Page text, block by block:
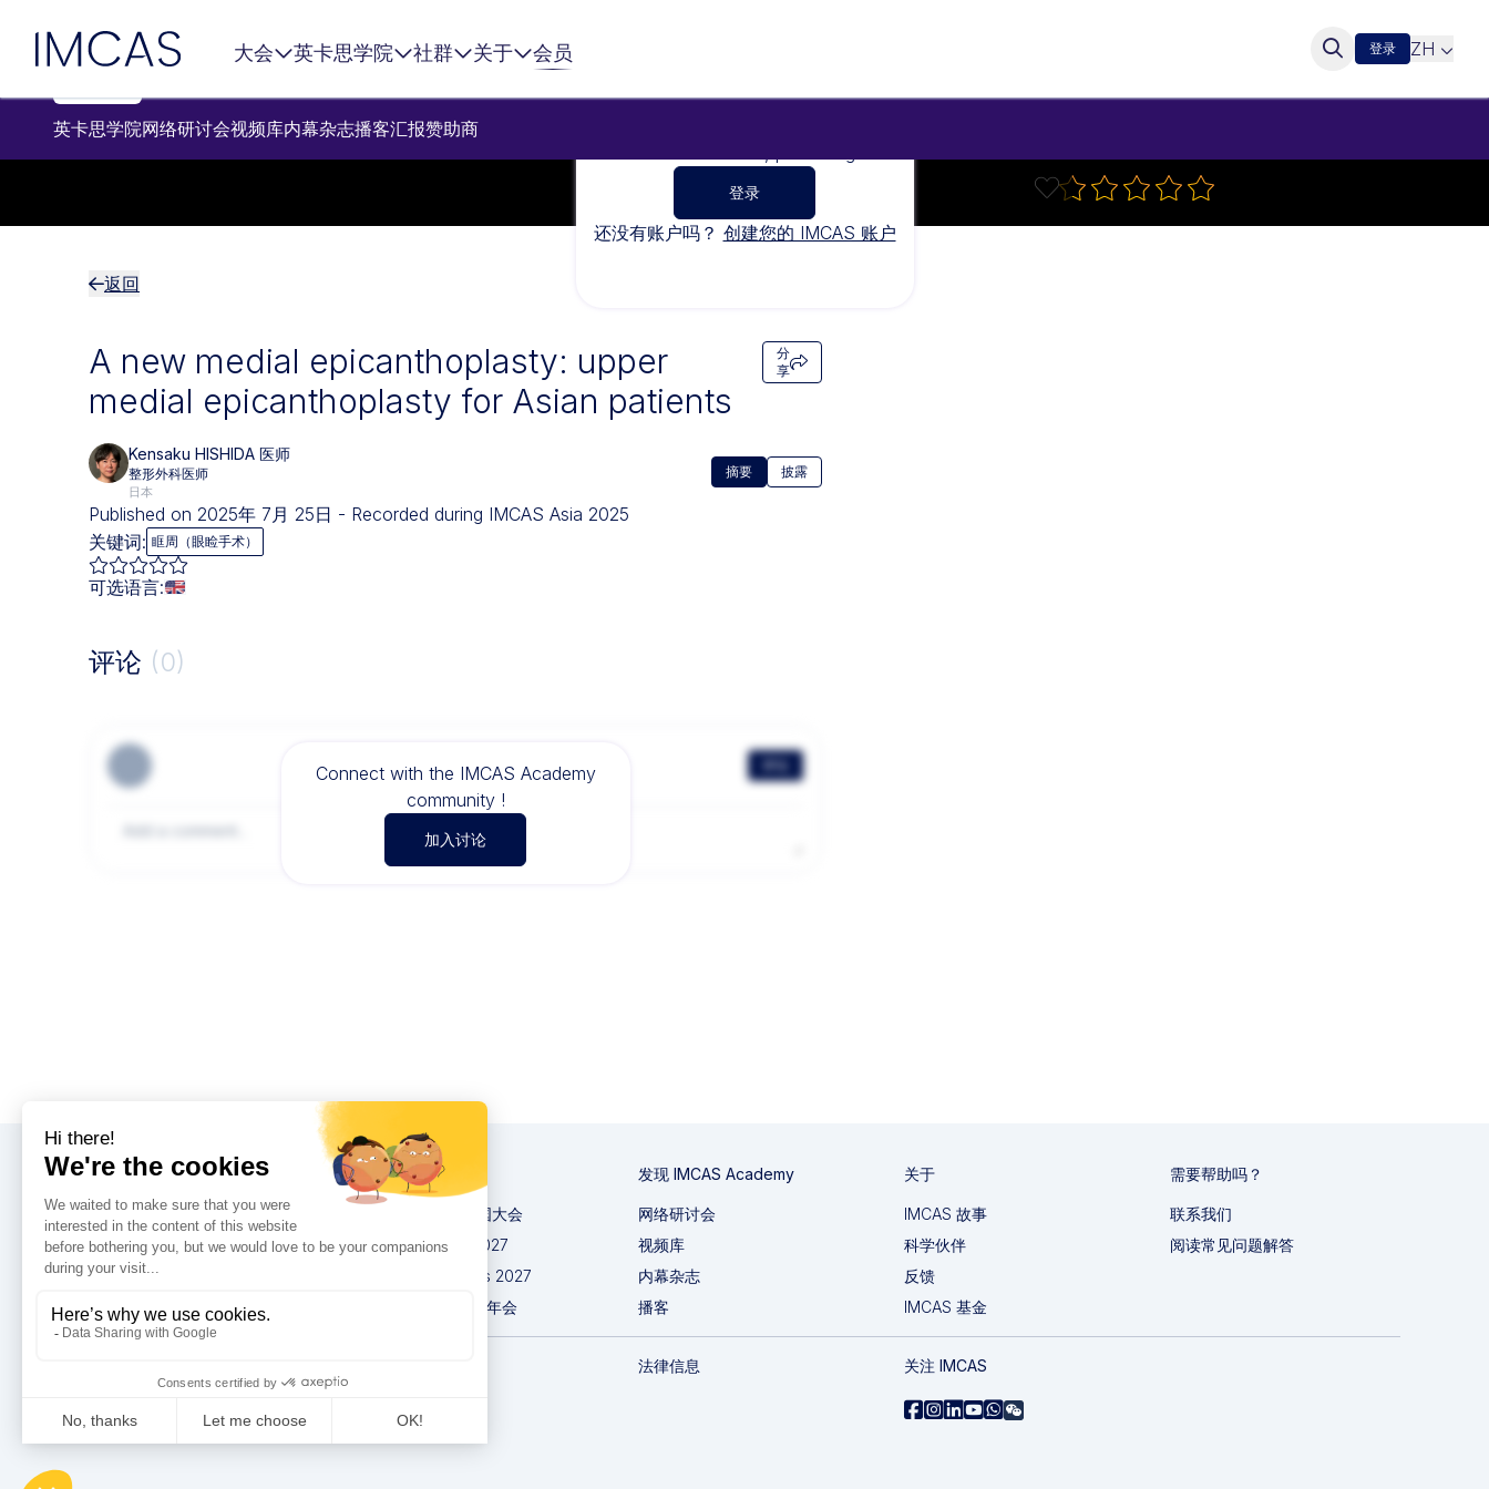
IMCAS
大会 英卡思学院 社群 关于 会员 登录 ZH
英卡思学院网络研讨会视频库内幕杂志播客汇报赞助商
登录
还没有账户吗？ 创建您的 IMCAS 账户
返回
A new medial epicanthoplasty: upper
medial epicanthoplasty for Asian patients
分
享
Kensaku HISHIDA 医师
整形外科医师
日本
摘要 披露
Published on 2025年 7月 25日 - Recorded during IMCAS Asia 2025
关键词: 眶周（眼睑手术）
可选语言:
评论 (0)
Connect with the IMCAS Academy
community !
加入讨论
大会
2026 英卡思中国大会
IMCAS World 2027
IMCAS Americas 2027
2027英卡思亚洲年会
发现 IMCAS Academy
网络研讨会
视频库
内幕杂志
播客
关于
IMCAS 故事
科学伙伴
反馈
IMCAS 基金
需要帮助吗？
联系我们
阅读常见问题解答
法律信息 关注 IMCAS